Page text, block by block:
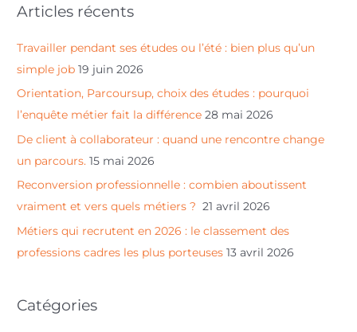
h
r
:
Articles récents
Travailler pendant ses études ou l’été : bien plus qu’un
simple job 19 juin 2026
Orientation, Parcoursup, choix des études : pourquoi
l’enquête métier fait la différence 28 mai 2026
De client à collaborateur : quand une rencontre change
un parcours. 15 mai 2026
Reconversion professionnelle : combien aboutissent
vraiment et vers quels métiers ? 21 avril 2026
Métiers qui recrutent en 2026 : le classement des
professions cadres les plus porteuses 13 avril 2026
Catégories